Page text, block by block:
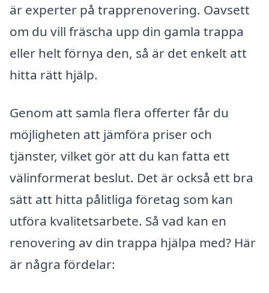
är experter på trapprenovering. Oavsett
om du vill fräscha upp din gamla trappa
eller helt förnya den, så är det enkelt att
hitta rätt hjälp.
Genom att samla flera offerter får du
möjligheten att jämföra priser och
tjänster, vilket gör att du kan fatta ett
välinformerat beslut. Det är också ett bra
sätt att hitta pålitliga företag som kan
utföra kvalitetsarbete. Så vad kan en
renovering av din trappa hjälpa med? Här
är några fördelar: